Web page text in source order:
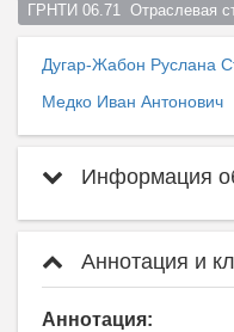
ГРНТИ 06.71  Отраслевая
Дугар-Жабон Руслана
Медко Иван Антонович
Информация
Аннотация и
Аннотация: